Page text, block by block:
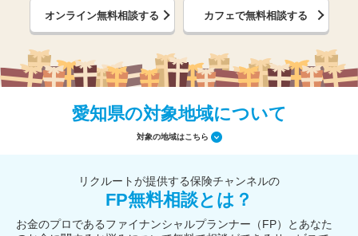
オンライン無料相談する カフェで無料相談する
愛知県の対象地域について
対象の地域はこちら
リクルートが提供する保険チャンネルの
FP無料相談とは？
お金のプロであるファイナンシャルプランナー（FP）とあなた